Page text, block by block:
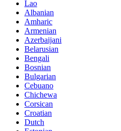
Lao
Albanian
Amharic
Armenian
Azerbaijani
Belarusian
Bengali
Bosnian
Bulgarian
Cebuano
Chichewa
Corsican
Croatian
Dutch